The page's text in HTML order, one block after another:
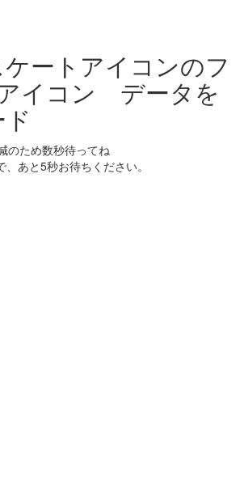
ートアイコンのフ
イコン データを
、あと5秒お待ちください。